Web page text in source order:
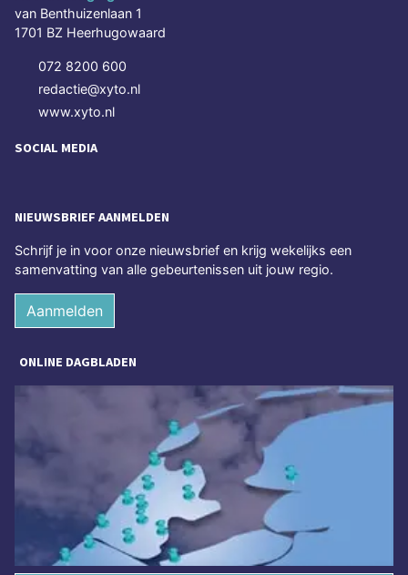
van Benthuizenlaan 1
1701 BZ Heerhugowaard
072 8200 600
redactie@xyto.nl
www.xyto.nl
SOCIAL MEDIA
NIEUWSBRIEF AANMELDEN
Schrijf je in voor onze nieuwsbrief en krijg wekelijks een
samenvatting van alle gebeurtenissen uit jouw regio.
Aanmelden
ONLINE DAGBLADEN